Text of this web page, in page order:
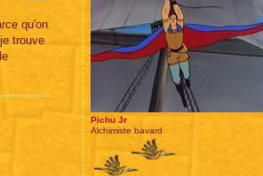
R
o
u
t
a
d
Pichu Jr
Alchimiste bavard
qu'on
trouve